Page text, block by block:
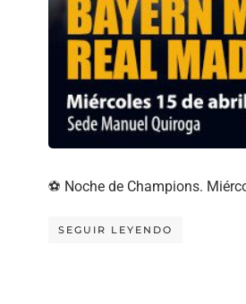
⚽ Noche de Champions.
SEGUIR LEYENDO